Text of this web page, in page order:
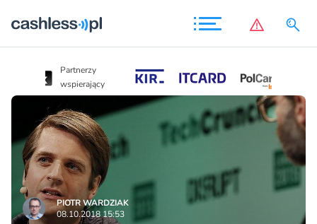
Partnerzy
wspierający
PIOTR WARDZIAK
08.10.2018 15:53